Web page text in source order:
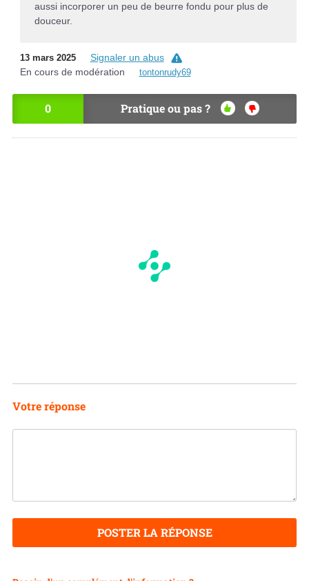
aussi incorporer un peu de beurre fondu pour plus de
douceur.
13 mars 2025
Signaler un abus
En cours de modération
tontonrudy69
0 Pratique ou pas ?
OU
I
NO
Votre réponse
POSTER LA RÉPONSE